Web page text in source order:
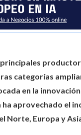
categorías
en la
aprovechado el
Europa y